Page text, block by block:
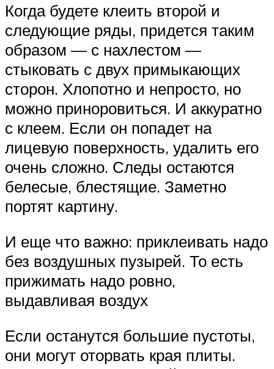
Когда будете клеить второй и
следующие ряды, придется таким
образом — с нахлестом —
стыковать с двух примыкающих
сторон. Хлопотно и непросто, но
можно приноровиться. И аккуратно
с клеем. Если он попадет на
лицевую поверхность, удалить его
очень сложно. Следы остаются
белесые, блестящие. Заметно
портят картину.
И еще что важно: приклеивать надо
без воздушных пузырей. То есть
прижимать надо ровно,
выдавливая воздух
Если останутся большие пустоты,
они могут оторвать края плиты.